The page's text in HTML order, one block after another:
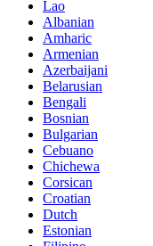
Lao
Albanian
Amharic
Armenian
Azerbaijani
Belarusian
Bengali
Bosnian
Bulgarian
Cebuano
Chichewa
Corsican
Croatian
Dutch
Estonian